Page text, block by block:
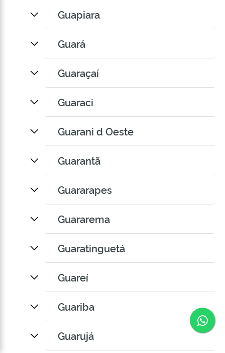
Guapiara
Guará
Guaraçaí
Guaraci
Guarani d Oeste
Guarantã
Guararapes
Guararema
Guaratinguetá
Guareí
Guariba
Guarujá